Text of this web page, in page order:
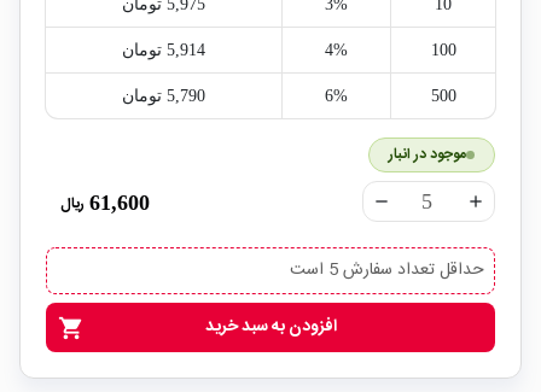
10
3% 5,975‎ تومان
100
4% 5,914‎ تومان
500
6% 5,790‎ تومان
موجود در انبار
remove add
61,600 ریال
حداقل تعداد سفارش 5 است
shopping_cart افزودن به سبد خرید